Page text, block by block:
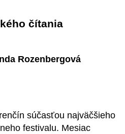
čítania
Rozenbergová
súčasťou najväčšieho
festivalu. Mesiac